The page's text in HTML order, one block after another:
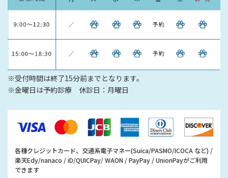
※受付時間は終了15分前までとなります。
※金曜日は予約診療 休診日：月曜日
各種クレジットカード、交通系電子マネー(Suica/PASMO/ICOCA など) /
楽天Edy/nanaco / iD/QUICPay/ WAON / PayPay / UnionPayがご利用
できます